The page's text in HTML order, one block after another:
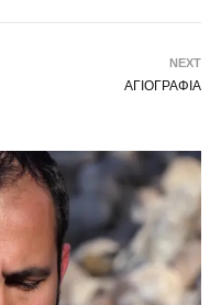
NEXT
ΑΓΙΟΓΡΑΦΙΑ